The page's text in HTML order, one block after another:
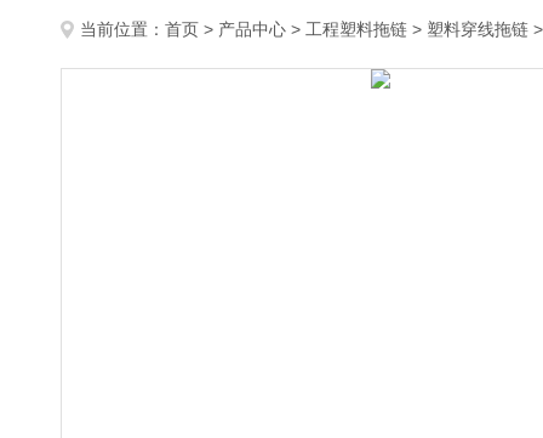
当前位置： 首页 > 产品中心 > 工程塑料拖链 > 塑料穿线拖链